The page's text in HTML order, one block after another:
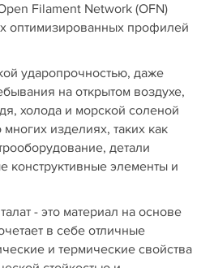
Filament Network (OFN)
оптимизированных профилей
ударопрочностью, даже
на открытом воздухе,
холода и морской соленой
изделиях, таких как
детали
конструктивные элементы и
- это материал на основе
в себе отличные
и термические свойства